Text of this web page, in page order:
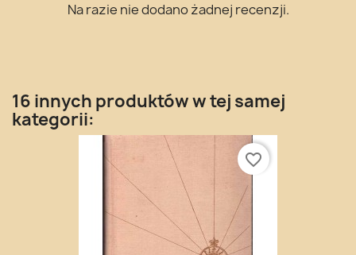
Na razie nie dodano żadnej recenzji.
16 innych produktów w tej samej
kategorii:
favorite_border